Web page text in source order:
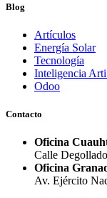
Blog
Artículos
Energía Solar
Tecnología
Inteligencia
Odoo
Contacto
Oficina
Calle
Oficina
Av. Ejército